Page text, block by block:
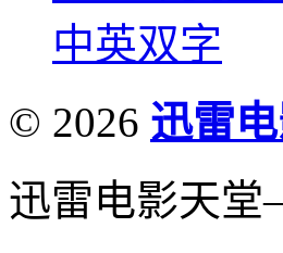
中英双字
© 2026 迅雷
迅雷电影天